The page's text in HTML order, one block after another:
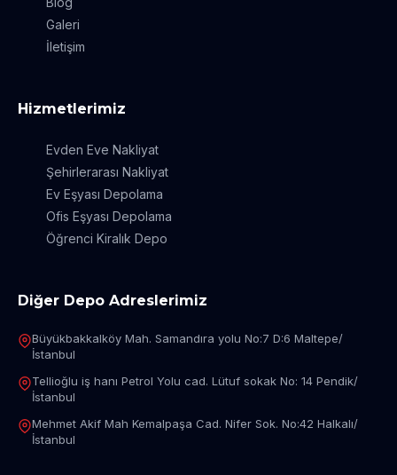
Galeri
İletişim
Hizmetlerimiz
Evden Eve Nakliyat
Şehirlerarası Nakliyat
Ev Eşyası Depolama
Ofis Eşyası Depolama
Öğrenci Kiralık Depo
Diğer Depo Adreslerimiz
Büyükbakkalköy Mah. Samandıra yolu No:7 D:6 Maltepe/
İstanbul
Tellioğlu iş hanı Petrol Yolu cad. Lütuf sokak No: 14 Pendik/
İstanbul
Mehmet Akif Mah Kemalpaşa Cad. Nifer Sok. No:42 Halkalı/
İstanbul